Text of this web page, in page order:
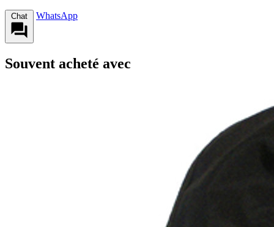
Chat WhatsApp
Souvent acheté avec